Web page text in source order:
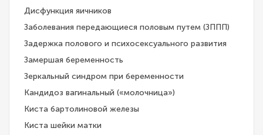
Дисфункция яичников
Заболевания передающиеся половым путем (ЗППП)
Задержка полового и психосексуального развития
Замершая беременность
Зеркальный синдром при беременности
Кандидоз вагинальный («молочница»)
Киста бартолиновой железы
Киста шейки матки